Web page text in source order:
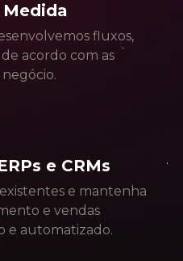
fluxos,
acordo com as
e CRMs
e mantenha
e vendas
e automatizado.